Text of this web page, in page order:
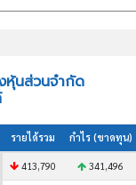
หุ้นส่วนจำกัด
รายได้รวม กำไร (ขาดทุน)
413,790 341,496